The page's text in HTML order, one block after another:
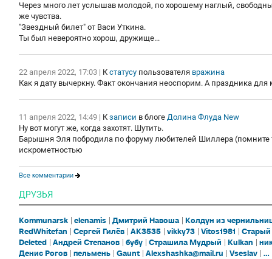
Через много лет услышав молодой, по хорошему наглый,
же чувства.
"Звездный билет" от Васи Уткина.
Ты был невероятно хорош, дружище...
22 апреля 2022, 17:03 | К статусу пользователя врaжина
Как я дату вычеркну. Факт окончания неоспорим. А праздника
11 апреля 2022, 14:49 | К записи в блоге Долина Флуда New
Ну вот могут же, когда захотят. Шутить.
Барышня Эля побродила по форуму любителей Шиллера (помните
искрометностью
Все комментарии
ДРУЗЬЯ
Kommunarsk elenamis Дмитрий Навоша Колдун из
RedWhitefan
Сергей Гилёв AK3535 vikky73 Vitos1981
Deleted Андрей Степанов бубу Страшила Мудрый Kulkan
Денис Рогов пельмень Gaunt Alexshashka@mail.ru Vseslav ...